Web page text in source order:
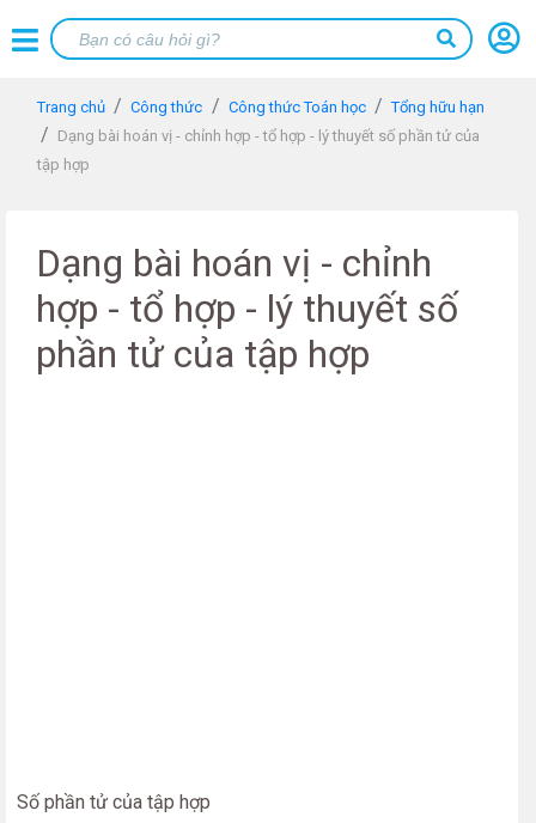
Trang chủ Công thức Công thức Toán học
Tổng hữu hạn
Dạng bài hoán vị - chỉnh hợp - tổ hợp - lý thuyết số phần tử của
tập hợp
Dạng bài hoán vị - chỉnh
hợp - tổ hợp - lý thuyết số
phần tử của tập hợp
Số phần tử của tập hợp